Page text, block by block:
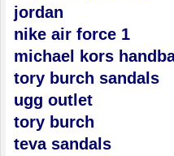
jordan
nike air force 1
michael kors
tory burch sandals
ugg outlet
tory burch
teva sandals